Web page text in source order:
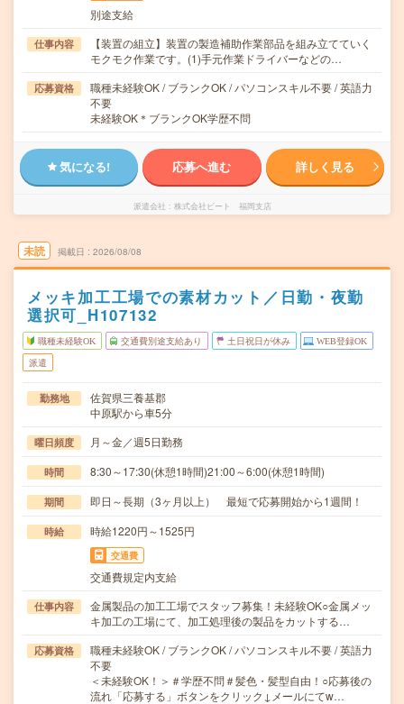
別途支給
仕事内容
【装置の組立】装置の製造補助作業部品を組み立てていく
モクモク作業です。(1)手元作業ドライバーなどの…
応募資格
職種未経験OK / ブランクOK / パソコンスキル不要 / 英語力
不要
未経験OK＊ブランクOK学歴不問
気になる! 応募へ進む 詳しく見る
派遣会社 株式会社ビート 福岡支店
未読 掲載日 2026/08/08
メッキ加工工場での素材カット／日勤・夜勤
選択可_H107132
職種未経験OK 交通費別途支給あり 土日祝日が休み WEB登録OK
派遣
勤務地
佐賀県三養基郡
中原駅から車5分
曜日頻度 月～金／週5日勤務
時間 8:30～17:30(休憩1時間)21:00～6:00(休憩1時間)
期間 即日～長期（3ヶ月以上） 最短で応募開始から1週間！
時給 時給1220円～1525円
交通費
交通費規定内支給
仕事内容
金属製品の加工工場でスタッフ募集！未経験OK○金属メッ
キ加工の工場にて、加工処理後の製品をカットする…
応募資格
職種未経験OK / ブランクOK / パソコンスキル不要 / 英語力
不要
＜未経験OK！＞＃学歴不問＃髪色・髪型自由！○応募後の
流れ「応募する」ボタンをクリック↓メールにてw…